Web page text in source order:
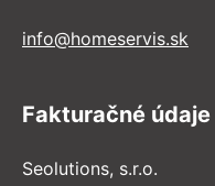
info@homeservis.sk
Fakturačné údaje
Seolutions, s.r.o.